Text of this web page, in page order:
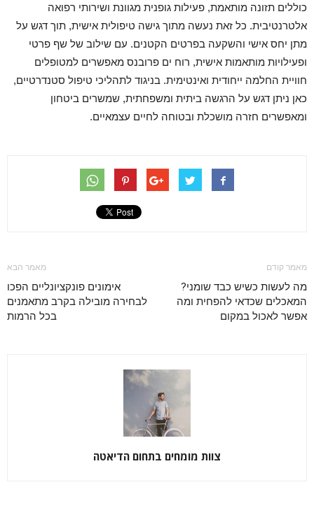
כוללים תזונה מותאמת, פעילות גופנית מגוונת ושירותי רפואה
אלטרנטיבית. כל זאת נעשה מתוך גישה טיפולית אישית, תוך דגש על
מתן יחס אישי והשקעה בפרטים הקטנים. עם שילוב של שף פרטי
ופעילויות מותאמות אישית, רוח ים פרובנס מאפשרים למטופלים
חוויית החלמה ייחודית ואינטימית. בניגוד לתהליכי טיפול סטנדרטיים,
כאן ניתן דגש על הרגשה ביתית ומשפחתית, שמשרים ביטחון
ומאפשרים חזרה מושכלת ובטוחה לחיים עצמאיים.
מאמר קודם
מה לעשות כשיש כבד שומני?
המאכלים שכדאי להפחית ומה
אפשר לאכול במקום
מאמר הבא
אימונים פונקציונליים הפכו
לבחירה מובילה בקרב מתאמנים
בכל הרמות
צוות מומחים בתחום הדיאטה